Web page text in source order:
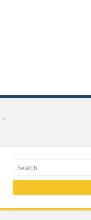
‹
Search